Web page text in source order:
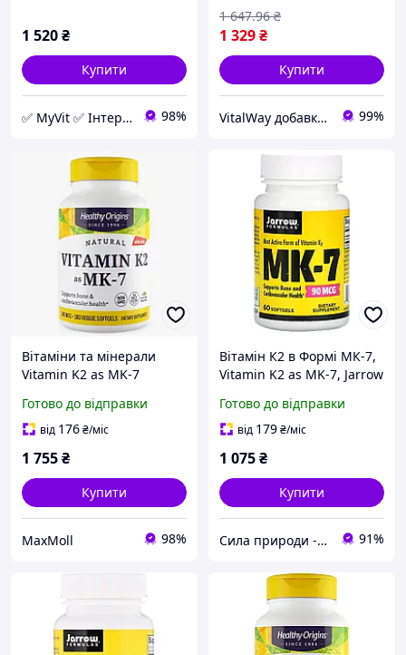
1 520₴
Купити
✅ MyVit ✅ Інтернет-магазин товарів для здорового життя 98%
1 329₴
1 647.96 ₴
Купити
VitalWay добавки для здоров'я 99%
Вітаміни та мінерали
Vitamin K2 as MK-7
вегакапсул Healthy
Origins CL0080163
Готово до відправки
від 176₴/міс
1 755₴
Купити
MaxMoll 98%
Вітамін К2 в Формі МК-7,
Vitamin K2 as MK-7, Jarrow
капсул
Готово до відправки
від 179₴/міс
1 075₴
Купити
Сила природи - Здорова Родина 91%